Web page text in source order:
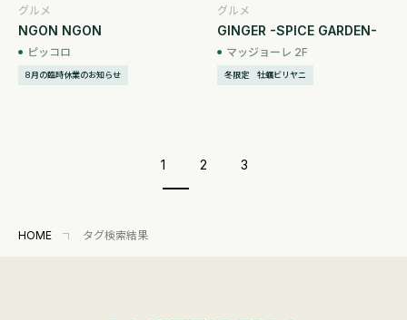
グルメ
NGON NGON
ピッコロ
8月の臨時休業のお知らせ
グルメ
GINGER -SPICE GARDEN-
マッジョーレ 2F
冬限定 牡蠣ビリヤニ
1 2 3
HOME タグ検索結果